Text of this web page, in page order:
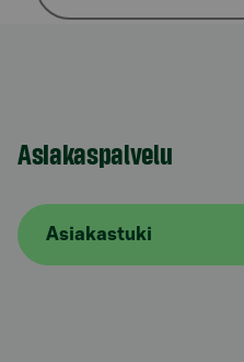
Asiakaspalvelu
Asiakastuki